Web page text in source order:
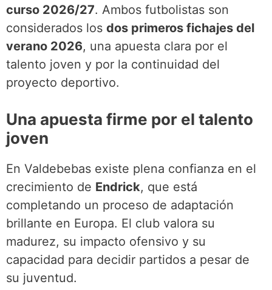
curso 2026/27. Ambos futbolistas son
considerados los dos primeros fichajes del
verano 2026, una apuesta clara por el
talento joven y por la continuidad del
proyecto deportivo.
Una apuesta firme por el talento
joven
En Valdebebas existe plena confianza en el
crecimiento de Endrick, que está
completando un proceso de adaptación
brillante en Europa. El club valora su
madurez, su impacto ofensivo y su
capacidad para decidir partidos a pesar de
su juventud.